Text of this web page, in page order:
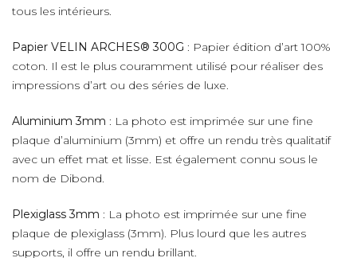
tous les intérieurs.
Papier VELIN ARCHES® 300G : Papier édition d’art 100%
coton. Il est le plus couramment utilisé pour réaliser des
impressions d’art ou des séries de luxe.
Aluminium 3mm : La photo est imprimée sur une fine
plaque d’aluminium (3mm) et offre un rendu très qualitatif
avec un effet mat et lisse. Est également connu sous le
nom de Dibond.
Plexiglass 3mm : La photo est imprimée sur une fine
plaque de plexiglass (3mm). Plus lourd que les autres
supports, il offre un rendu brillant.